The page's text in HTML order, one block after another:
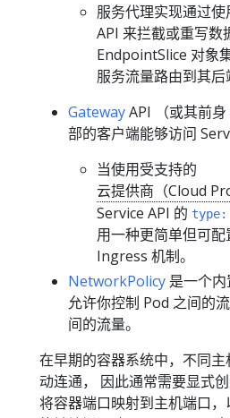
服务代理实现通过
API 来拦截或重写数
EndpointSlice 对象
服务流量路由到其后
GatewayAPI （或其前身
部的客户端能够访问
当使用受支持的
云提供商（Cloud
Service API 的 type:
用一种更简单但可
Ingress 机制。
NetworkPolicy 是一个
允许你控制 Pod 之间的
间的流量。
在早期的容器系统中，不同
动连通， 因此通常需要显式
将容器端口映射到主机端口